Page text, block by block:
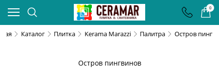
0
Каталог Плитка Kerama Marazzi Палитра Остров
Остров пингвинов